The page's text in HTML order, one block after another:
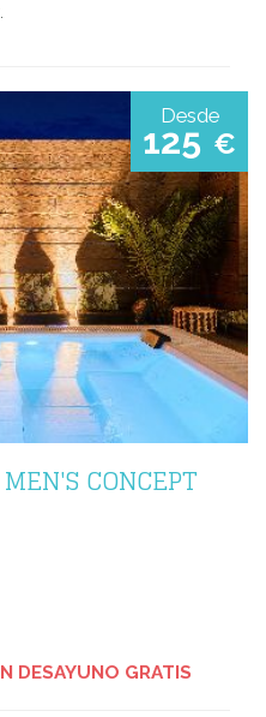
Desde
125 €
CONCEPT
DESAYUNO GRATIS